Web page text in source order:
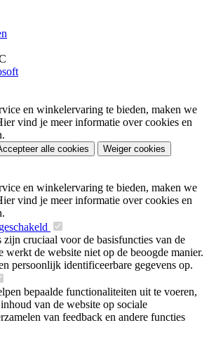
en winkelervaring te bieden, maken we
vind je meer informatie over cookies en
alle cookies Weiger cookies
en winkelervaring te bieden, maken we
vind je meer informatie over cookies en
cruciaal voor de basisfuncties van de
werkt de website niet op de beoogde manier.
persoonlijk identificeerbare gegevens op.
bepaalde functionaliteiten uit te voeren,
van de website op sociale
van feedback en andere functies